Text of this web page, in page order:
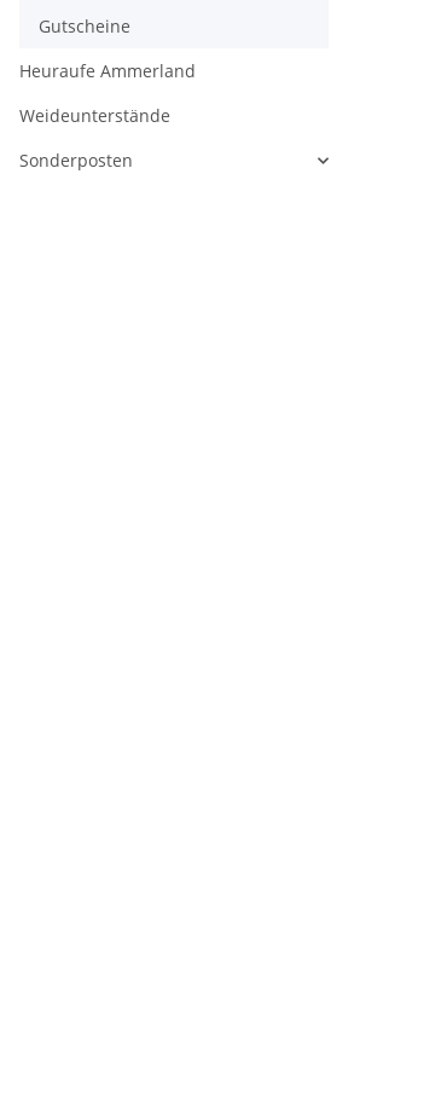
Gutscheine
Heuraufe Ammerland
Weideunterstände
Sonderposten